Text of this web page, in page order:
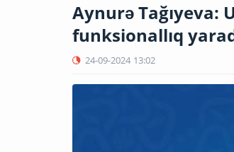
Aynurə Tağıyeva:
funksionallıq
24-09-2024 13:02